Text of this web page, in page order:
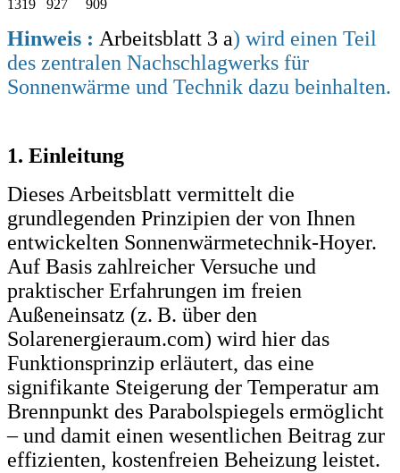
1319 927 909
Hinweis : Arbeitsblatt 3 a) wird einen Teil
des zentralen Nachschlagwerks für
Sonnenwärme und Technik dazu beinhalten.
1. Einleitung
Dieses Arbeitsblatt vermittelt die
grundlegenden Prinzipien der von Ihnen
entwickelten Sonnenwärmetechnik-Hoyer.
Auf Basis zahlreicher Versuche und
praktischer Erfahrungen im freien
Außeneinsatz (z. B. über den
Solarenergieraum.com) wird hier das
Funktionsprinzip erläutert, das eine
signifikante Steigerung der Temperatur am
Brennpunkt des Parabolspiegels ermöglicht
– und damit einen wesentlichen Beitrag zur
effizienten, kostenfreien Beheizung leistet.